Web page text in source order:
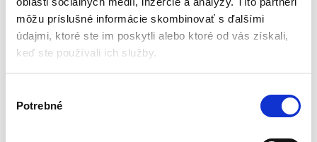
môžu príslušné informácie skombinovať s ďalšími
údajmi, ktoré ste im poskytli alebo ktoré od vás získali,
keď ste používali ich služby.
Potrebné
záhradnej hadice vo Vašom dvore. Vďaka nízkej hmotnosti sa
ľahko prenáša a skladuje.
Dĺžka hadice: 10 m